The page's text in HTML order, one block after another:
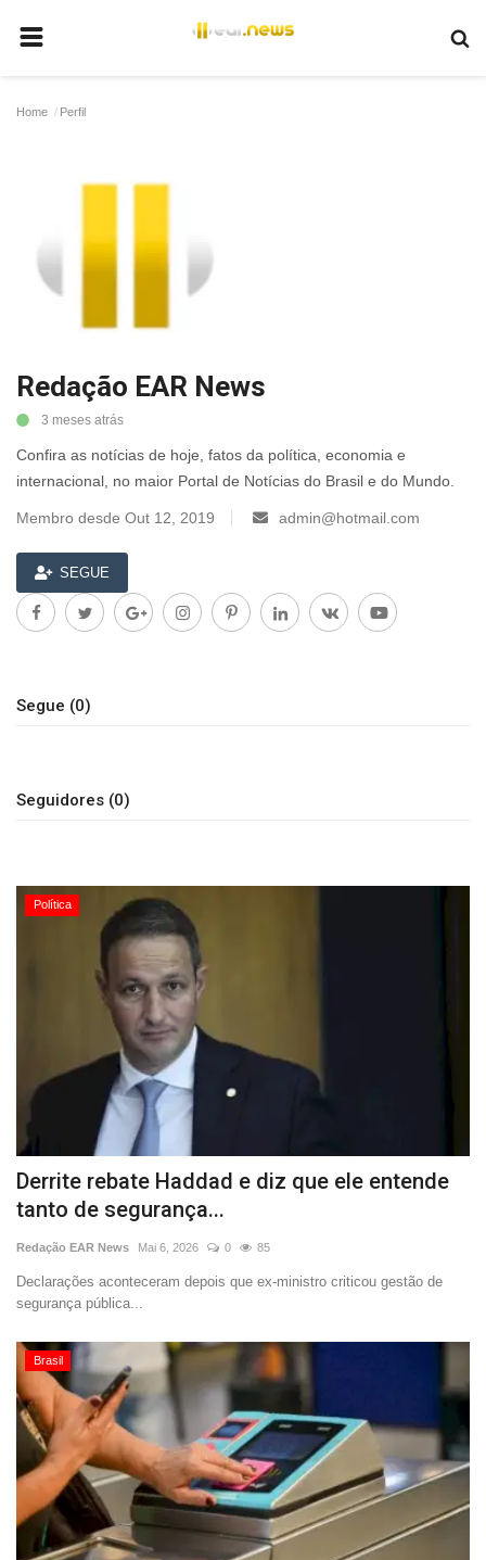
ECONOMIA
ESPORTES
Home Perfil
Redação EAR News
3 meses atrás
Confira as notícias de hoje, fatos da política, economia e
internacional, no maior Portal de Notícias do Brasil e do Mundo.
Membro desde Out 12, 2019 admin@hotmail.com
SEGUE
Segue (0)
Seguidores (0)
Política
Derrite rebate Haddad e diz que ele entende
tanto de segurança...
Redação EAR News Mai 6, 2026 0 85
Declarações aconteceram depois que ex-ministro criticou gestão de
segurança pública...
Brasil